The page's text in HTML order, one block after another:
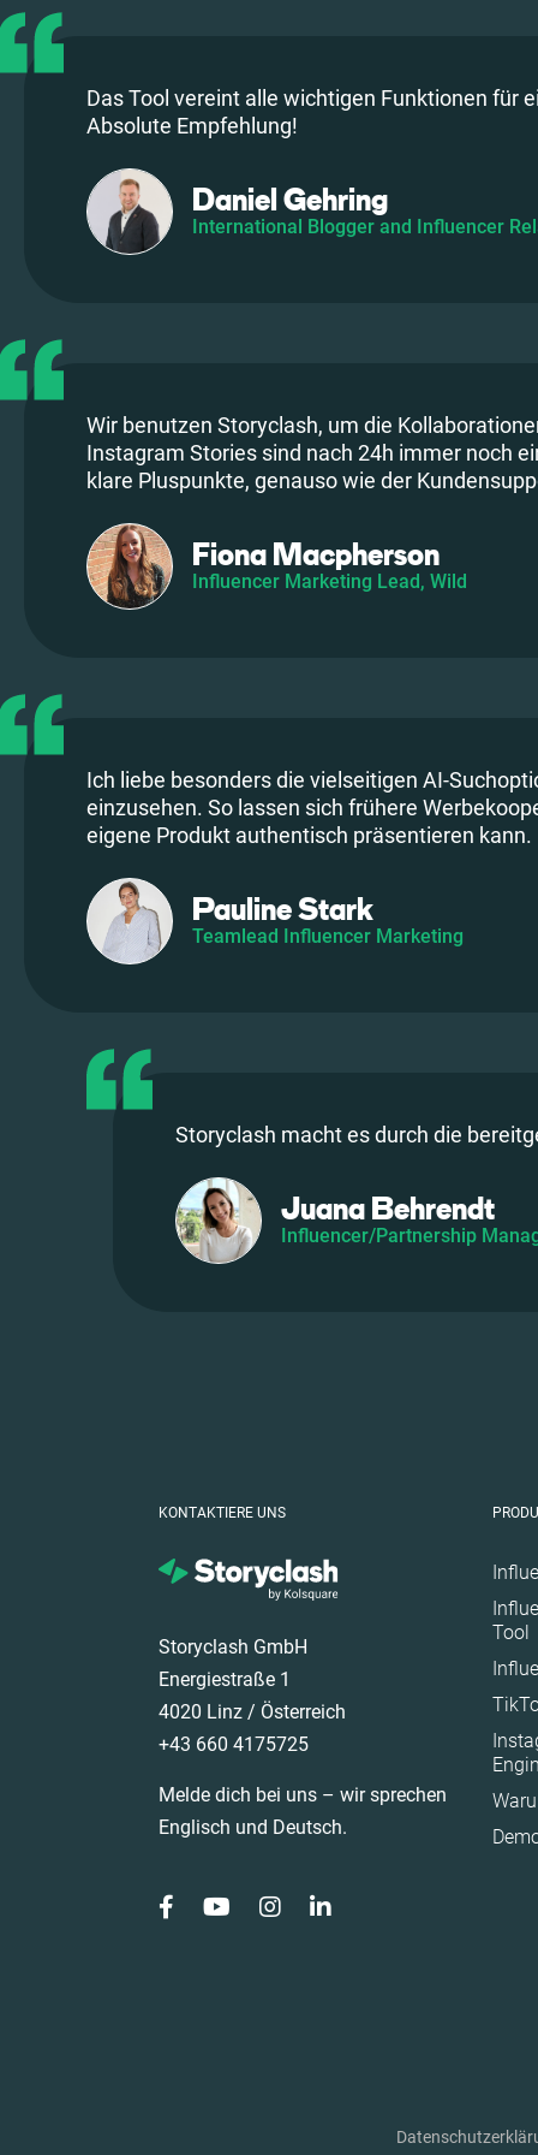
Das Tool vereint alle wichtigen Funktionen für
Absolute Empfehlung!
Daniel Gehring
International Blogger and Influencer
Wir benutzen Storyclash, um die
Instagram Stories sind nach 24h immer noch
klare Pluspunkte, genauso wie der
Fiona Macpherson
Influencer Marketing Lead, Wild
Ich liebe besonders die vielseitigen AI-
einzusehen. So lassen sich frühere
eigene Produkt authentisch präsentieren kann.
Pauline Stark
Teamlead Influencer Marketing
Storyclash macht es durch die
Juana Behrendt
Influencer/Partnership
KONTAKTIERE UNS
Storyclash GmbH
Energiestraße 1
4020 Linz / Österreich
+43 660 4175725
Melde dich bei uns – wir sprechen
Englisch und Deutsch.
Tool